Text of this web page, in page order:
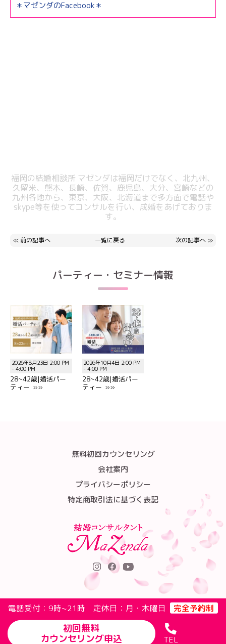
＊マゼンダのFacebook＊
福岡の結婚相談所 マゼンダは福岡だけでなく、北九州、
久留米、熊本、長崎、佐賀、鹿児島、大分、宮崎などの
九州各地から、東京、大阪、北海道まで多方面で電話や
skype等を使ってコンサルを行い、成婚をあげておりま
す。
≪ 前の記事へ 一覧に戻る 次の記事へ ≫
パーティー・セミナー情報
2026年8月23日 2:00 PM
- 4:00 PM
28~42歳|婚活パー
ティー »»
2026年10月4日 2:00 PM
- 4:00 PM
28~42歳|婚活パー
ティー »»
無料初回カウンセリング
会社案内
プライバシーポリシー
特定商取引法に基づく表記
電話受付：9時~21時 定休日：月・木曜日 完全予約制
初回無料
カウンセリング申込
TEL